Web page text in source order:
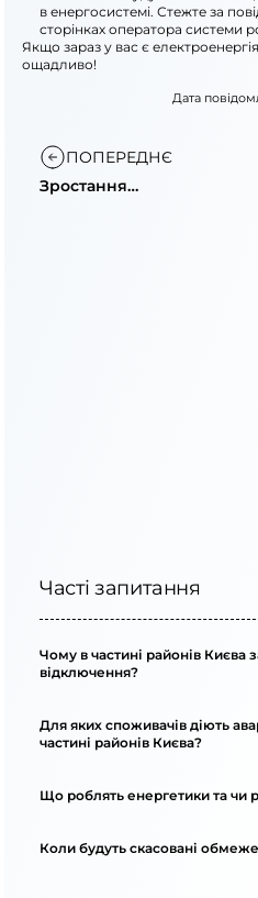
в енергосистемі. Стежте за
сторінках оператора системи
Якщо зараз у вас є
ощадливо!
Дата
ПОПЕРЕДНЄ
Зростання
Часті запитання
Чому в частині районів Києва
відключення?
Для яких споживачів діють
частині районів Києва?
Що роблять енергетики та чи
Коли будуть скасовані